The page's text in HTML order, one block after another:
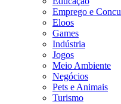
Emprego e
Eloos
Games
Indústria
Jogos
Meio Ambiente
Negócios
Pets e Animais
Turismo